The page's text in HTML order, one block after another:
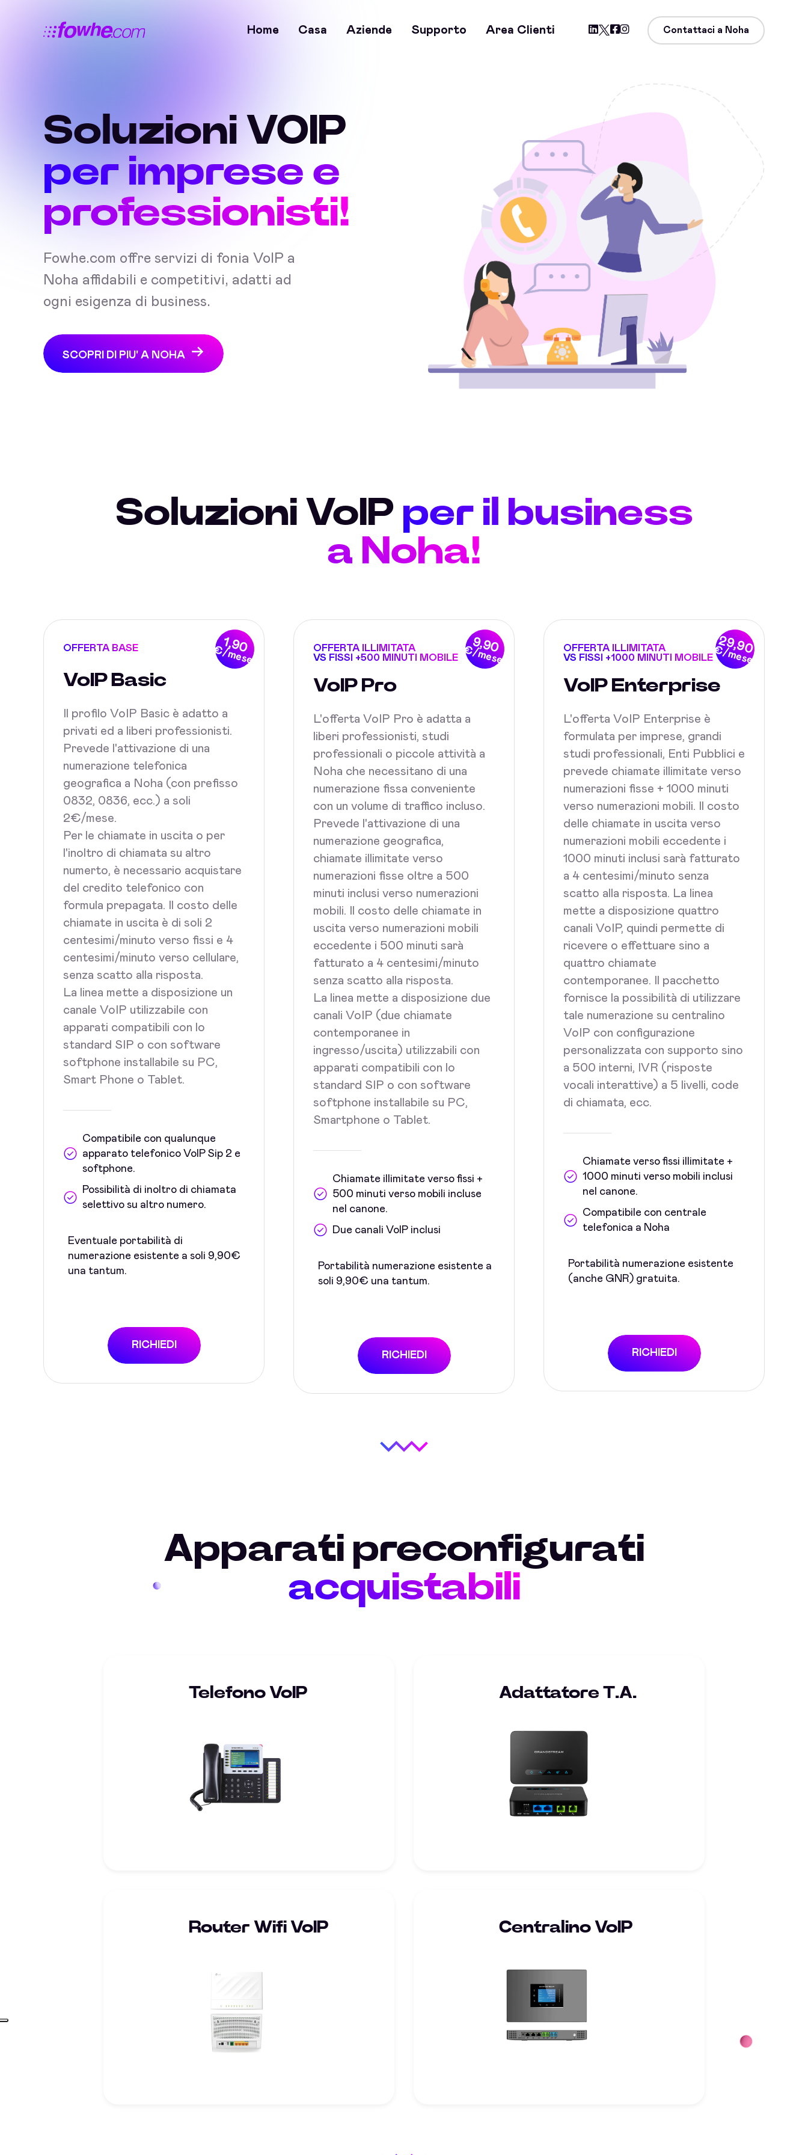
Home Casa Aziende Supporto Area Clienti Contattaci a Noha
Soluzioni VOIP
per imprese e
professionisti!
Fowhe.com offre servizi di fonia VoIP a
Noha affidabili e competitivi, adatti ad
ogni esigenza di business.
SCOPRI DI PIU' A NOHA
Soluzioni VoIP per il business
a Noha!
1,90
€/mese
OFFERTA BASE
VoIP Basic
Il profilo VoIP Basic è adatto a
privati ed a liberi professionisti.
Prevede l'attivazione di una
numerazione telefonica
geografica a Noha (con prefisso
0832, 0836, ecc.) a soli
2€/mese.
Per le chiamate in uscita o per
l'inoltro di chiamata su altro
numerto, è necessario acquistare
del credito telefonico con
formula prepagata. Il costo delle
chiamate in uscita è di soli 2
centesimi/minuto verso fissi e 4
centesimi/minuto verso cellulare,
senza scatto alla risposta.
La linea mette a disposizione un
canale VoIP utilizzabile con
apparati compatibili con lo
standard SIP o con software
softphone installabile su PC,
Smart Phone o Tablet.
Compatibile con qualunque
apparato telefonico VoIP Sip 2 e
softphone.
Possibilità di inoltro di chiamata
selettivo su altro numero.
Eventuale portabilità di
numerazione esistente a soli 9,90€
una tantum.
RICHIEDI
9,90
€/mese
OFFERTA ILLIMITATA
VS FISSI +500 MINUTI MOBILE
VoIP Pro
L'offerta VoIP Pro è adatta a
liberi professionisti, studi
professionali o piccole attività a
Noha che necessitano di una
numerazione fissa conveniente
con un volume di traffico incluso.
Prevede l'attivazione di una
numerazione geografica,
chiamate illimitate verso
numerazioni fisse oltre a 500
minuti inclusi verso numerazioni
mobili. Il costo delle chiamate in
uscita verso numerazioni mobili
eccedente i 500 minuti sarà
fatturato a 4 centesimi/minuto
senza scatto alla risposta.
La linea mette a disposizione due
canali VoIP (due chiamate
contemporanee in
ingresso/uscita) utilizzabili con
apparati compatibili con lo
standard SIP o con software
softphone installabile su PC,
Smartphone o Tablet.
Chiamate illimitate verso fissi +
500 minuti verso mobili incluse
nel canone.
Due canali VoIP inclusi
Portabilità numerazione esistente a
soli 9,90€ una tantum.
RICHIEDI
29,90
€/mese
OFFERTA ILLIMITATA
VS FISSI +1000 MINUTI MOBILE
VoIP Enterprise
L'offerta VoIP Enterprise è
formulata per imprese, grandi
studi professionali, Enti Pubblici e
prevede chiamate illimitate verso
numerazioni fisse + 1000 minuti
verso numerazioni mobili. Il costo
delle chiamate in uscita verso
numerazioni mobili eccedente i
1000 minuti inclusi sarà fatturato
a 4 centesimi/minuto senza
scatto alla risposta. La linea
mette a disposizione quattro
canali VoIP, quindi permette di
ricevere o effettuare sino a
quattro chiamate
contemporanee. Il pacchetto
fornisce la possibilità di utilizzare
tale numerazione su centralino
VoIP con configurazione
personalizzata con supporto sino
a 500 interni, IVR (risposte
vocali interattive) a 5 livelli, code
di chiamata, ecc.
Chiamate verso fissi illimitate +
1000 minuti verso mobili inclusi
nel canone.
Compatibile con centrale
telefonica a Noha
Portabilità numerazione esistente
(anche GNR) gratuita.
RICHIEDI
Apparati preconfigurati
acquistabili
Telefono VoIP Adattatore T.A.
Router Wifi VoIP Centralino VoIP